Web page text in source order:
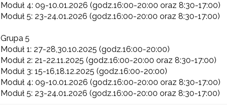
Moduł 4: 09-10.01.2026 (godz.16:00-20:00 oraz 8:30-17:00)
Moduł 5: 23-24.01.2026 (godz.16:00-20:00 oraz 8:30-17:00)
Grupa 5
Moduł 1: 27-28,30.10.2025 (godz.16:00-20:00)
Moduł 2: 21-22.11.2025 (godz.16:00-20:00 oraz 8:30-17:00)
Moduł 3: 15-16,18.12.2025 (godz.16:00-20:00)
Moduł 4: 09-10.01.2026 (godz.16:00-20:00 oraz 8:30-17:00)
Moduł 5: 23-24.01.2026 (godz.16:00-20:00 oraz 8:30-17:00)
celach marketingowych.
Zapisuję się